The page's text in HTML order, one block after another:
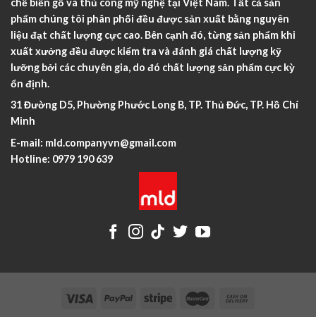
chế biến gỗ và thủ công mỹ nghệ tại Việt Nam. Tất cả sản
phẩm chúng tôi phân phối đều được sản xuất bằng nguyên
liệu đạt chất lượng cực cao. Bên cạnh đó, từng sản phẩm khi
xuất xưởng đều được kiểm tra và đánh giá chất lượng kỹ
lưỡng bởi các chuyên gia, do đó chất lượng sản phẩm cực kỳ
ổn định.
31 Đường D5, Phường Phước Long B, TP. Thủ Đức, TP. Hồ Chí
Minh
E-mail: mld.companyvn@gmail.com
Hotline: 0979 190 639